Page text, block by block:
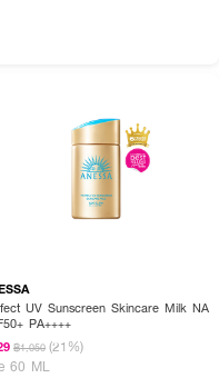
ให้ทั่วหน้าและลำคอ เป็น
UV Sunscreen Skincare Milk NA
PA++++
฿1,050 (21%)
60 ML